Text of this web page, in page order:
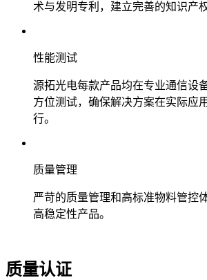
术与发明专利，建立完善的知识产
性能测试
源拓光电每款产品均在专业通信设
方位测试，确保解决方案在实际应
行。
质量管理
严苛的质量管理和高标准物料管控
高稳定性产品。
质量认证